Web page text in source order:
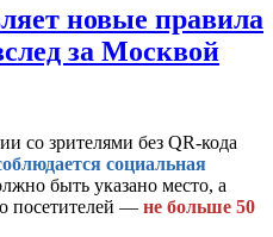
новые правила
за Москвой
со зрителями без QR-кода
социальная
быть указано место, а
посетителей — не больше 50